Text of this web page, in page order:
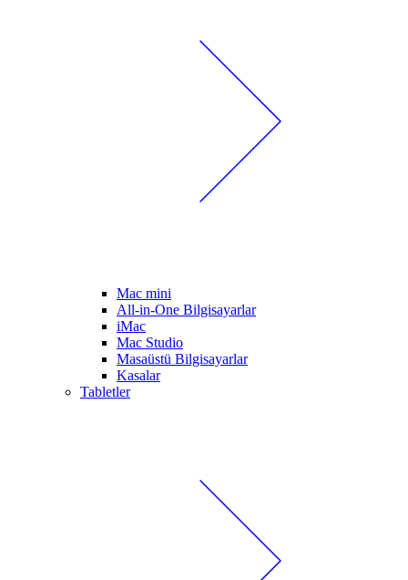
Mac mini
All-in-One Bilgisayarlar
iMac
Mac Studio
Masaüstü Bilgisayarlar
Kasalar
Tabletler